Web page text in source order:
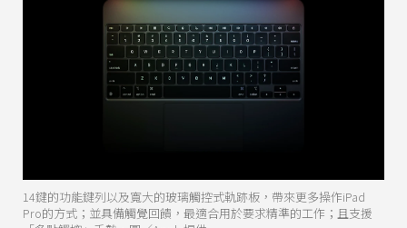
14鍵的功能鍵列以及寬大的玻璃觸控式軌跡板，帶來更多操作iPad
Pro的方式；並具備觸覺回饋，最適合用於要求精準的工作；且支援